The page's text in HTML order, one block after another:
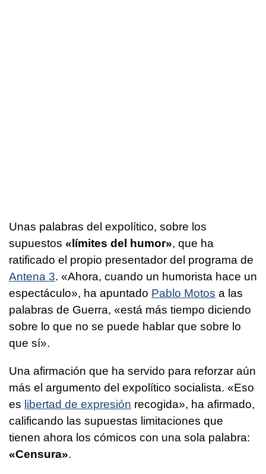
Unas palabras del expolítico, sobre los
supuestos «límites del humor», que ha
ratificado el propio presentador del programa de
Antena 3. «Ahora, cuando un humorista hace un
espectáculo», ha apuntado Pablo Motos a las
palabras de Guerra, «está más tiempo diciendo
sobre lo que no se puede hablar que sobre lo
que sí».
Una afirmación que ha servido para reforzar aún
más el argumento del expolítico socialista. «Eso
es libertad de expresión recogida», ha afirmado,
calificando las supuestas limitaciones que
tienen ahora los cómicos con una sola palabra:
«Censura».